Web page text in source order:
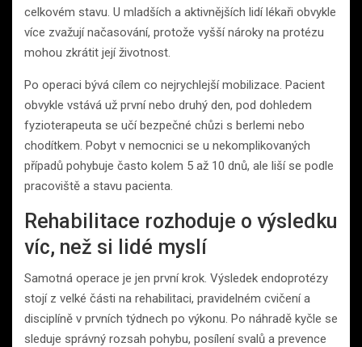
celkovém stavu. U mladších a aktivnějších lidí lékaři obvykle
více zvažují načasování, protože vyšší nároky na protézu
mohou zkrátit její životnost.
Po operaci bývá cílem co nejrychlejší mobilizace. Pacient
obvykle vstává už první nebo druhý den, pod dohledem
fyzioterapeuta se učí bezpečné chůzi s berlemi nebo
chodítkem. Pobyt v nemocnici se u nekomplikovaných
případů pohybuje často kolem 5 až 10 dnů, ale liší se podle
pracoviště a stavu pacienta.
Rehabilitace rozhoduje o výsledku
víc, než si lidé myslí
Samotná operace je jen první krok. Výsledek endoprotézy
stojí z velké části na rehabilitaci, pravidelném cvičení a
disciplíně v prvních týdnech po výkonu. Po náhradě kyčle se
sleduje správný rozsah pohybu, posílení svalů a prevence